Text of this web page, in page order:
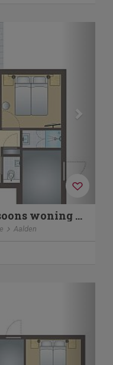
Aelderholt | 6-persoons woning | 6EL
Aalden